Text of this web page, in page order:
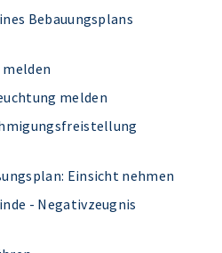
Bebauungsplans
melden
Einsicht nehmen
- Negativzeugnis